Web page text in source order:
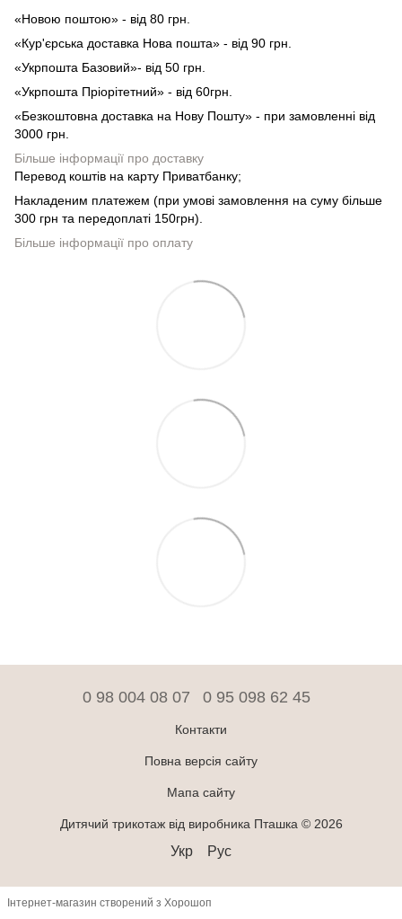
«Новою поштою» - від 80 грн.
«Кур'єрська доставка Нова пошта» - від 90 грн.
«Укрпошта Базовий»- від 50 грн.
«Укрпошта Пріорітетний» - від 60грн.
«Безкоштовна доставка на Нову Пошту» - при замовленні від
3000 грн.
Більше інформації про доставку
Перевод коштів на карту Приватбанку;
Накладеним платежем (при умові замовлення на суму більше
300 грн та передоплаті 150грн).
Більше інформації про оплату
0 98 004 08 07 0 95 098 62 45
Контакти
Повна версія сайту
Мапа сайту
Дитячий трикотаж від виробника Пташка © 2026
Укр Рус
Інтернет-магазин створений з Хорошоп